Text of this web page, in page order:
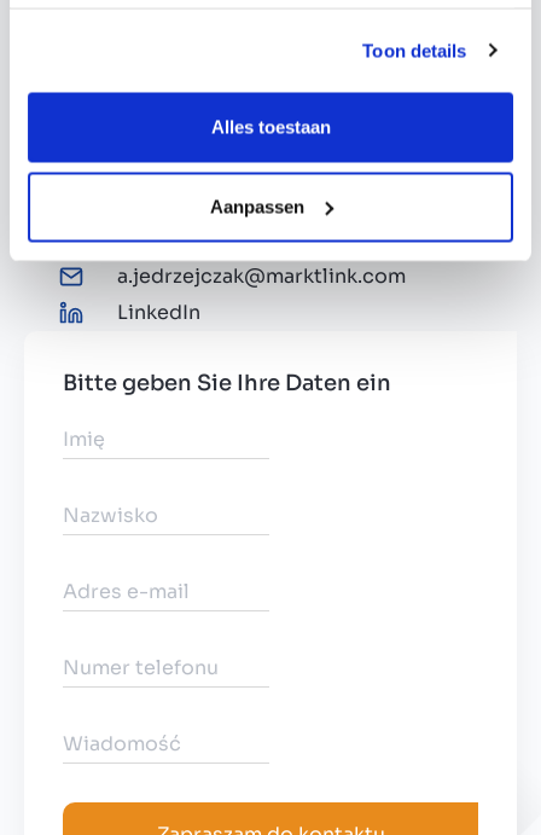
Toon details
Alles toestaan
Aanpassen
+48 (0) 510 201 246
a.jedrzejczak@marktlink.com
LinkedIn
Bitte geben Sie Ihre Daten ein